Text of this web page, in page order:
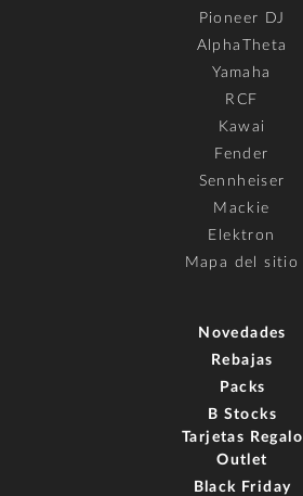
Pioneer DJ
AlphaTheta
Yamaha
RCF
Kawai
Fender
Sennheiser
Mackie
Elektron
Mapa del sitio
Novedades
Rebajas
Packs
B Stocks
Tarjetas Regalo
Outlet
Black Friday